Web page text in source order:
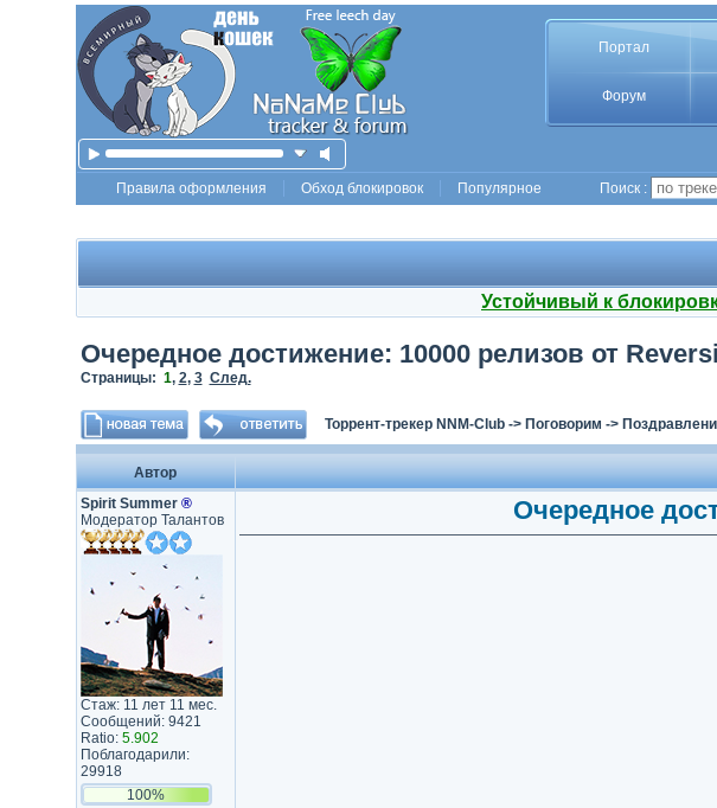
Портал
Форум
Правила оформления Обход блокировок Популярное Поиск :
Устойчивый к
Очередное достижение: 10000 релизов от
Страницы: 1, 2, 3 След.
Торрент-трекер NNM-Club-> Поговорим ->
Автор
Spirit Summer ®
Модератор Талантов
Стаж: 11 лет 11 мес.
Сообщений: 9421
Ratio: 5.902
Поблагодарили:
29918
100%
Очередное